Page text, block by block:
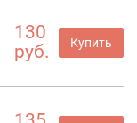
130
руб.
Купить